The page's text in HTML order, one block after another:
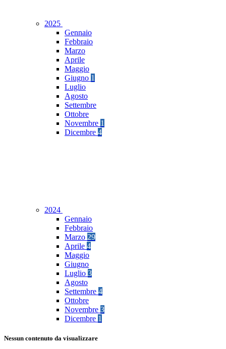
2025
Gennaio
Febbraio
Marzo
Aprile
Maggio
Giugno 1
Luglio
Agosto
Settembre
Ottobre
Novembre 1
Dicembre 4
2024
Gennaio
Febbraio
Marzo 29
Aprile 4
Maggio
Giugno
Luglio 3
Agosto
Settembre 4
Ottobre
Novembre 3
Dicembre 1
Nessun contenuto da visualizzare